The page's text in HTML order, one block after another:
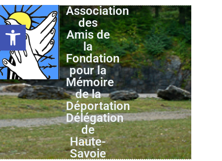
Ouvrir la barre d’outils
Association
des
Amis de
la
Fondation
pour la
Mémoire
de la
Déportation
Délégation
de
Haute-
Savoie